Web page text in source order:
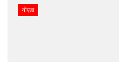
नोएडा